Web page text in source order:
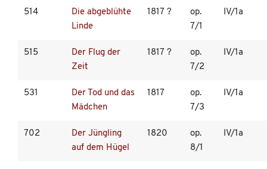
514
Die abgeblühte
Linde
1817 ?
op.
7/1
IV/1a
515
Der Flug der
Zeit
1817 ?
op.
7/2
IV/1a
531
Der Tod und das
Mädchen
1817
op.
7/3
IV/1a
702
Der Jüngling
auf dem Hügel
1820
op.
8/1
IV/1a